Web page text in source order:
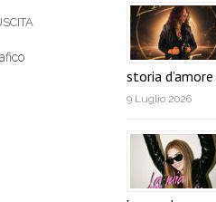
storia
9 Luglio 2026